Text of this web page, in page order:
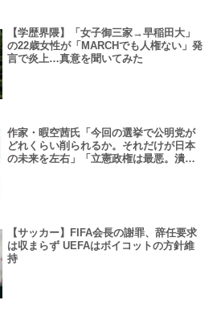
【学歴界隈】「女子御三家→早稲田大」
の22歳女性が「MARCHでも人権ない」発
言で炎上…真意を聞いてみた
作家・暇空茜氏「今回の選挙で公明党が
どれくらい削られるか。それだけが日本
の未来を左右」「立憲政権は最悪。潰せ
【サッカー】FIFA会長の謝罪、辞任要求
は収まらず UEFAはボイコットの方針維
持